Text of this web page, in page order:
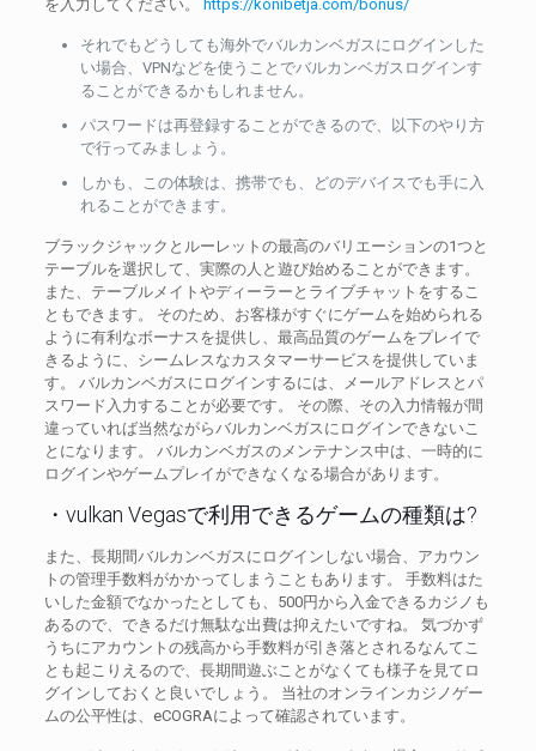
を入力してください。
https://konibetja.com/bonus/
それでもどうしても海外でバルカンベガスにログインした
い場合、VPNなどを使うことでバルカンベガスログインす
ることができるかもしれません。
パスワードは再登録することができるので、以下のやり方
で行ってみましょう。
しかも、この体験は、携帯でも、どのデバイスでも手に入
れることができます。
ブラックジャックとルーレットの最高のバリエーションの1つと
テーブルを選択して、実際の人と遊び始めることができます。
また、テーブルメイトやディーラーとライブチャットをするこ
ともできます。 そのため、お客様がすぐにゲームを始められる
ように有利なボーナスを提供し、最高品質のゲームをプレイで
きるように、シームレスなカスタマーサービスを提供していま
す。 バルカンベガスにログインするには、メールアドレスとパ
スワード入力することが必要です。 その際、その入力情報が間
違っていれば当然ながらバルカンベガスにログインできないこ
とになります。 バルカンベガスのメンテナンス中は、一時的に
ログインやゲームプレイができなくなる場合があります。
・vulkan Vegasで利用できるゲームの種類は?
また、長期間バルカンベガスにログインしない場合、アカウン
トの管理手数料がかかってしまうこともあります。 手数料はた
いした金額でなかったとしても、500円から入金できるカジノも
あるので、できるだけ無駄な出費は抑えたいですね。 気づかず
うちにアカウントの残高から手数料が引き落とされるなんてこ
とも起こりえるので、長期間遊ぶことがなくても様子を見てロ
グインしておくと良いでしょう。 当社のオンラインカジノゲー
ムの公平性は、eCOGRAによって確認されています。